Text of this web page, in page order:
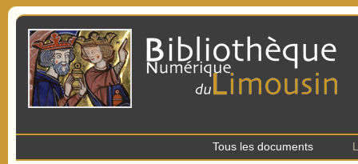
Tous les documents